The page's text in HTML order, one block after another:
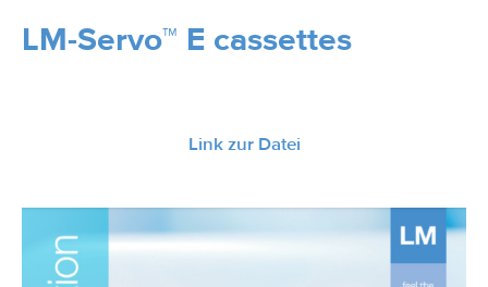
LM-Servo™ E cassettes
Link zur Datei